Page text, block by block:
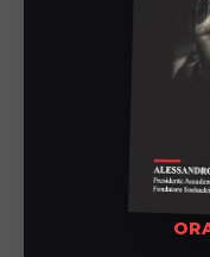
Per superare l’audit
risorse umane, la tua
descrizioni delle
documenti che
responsabilità di